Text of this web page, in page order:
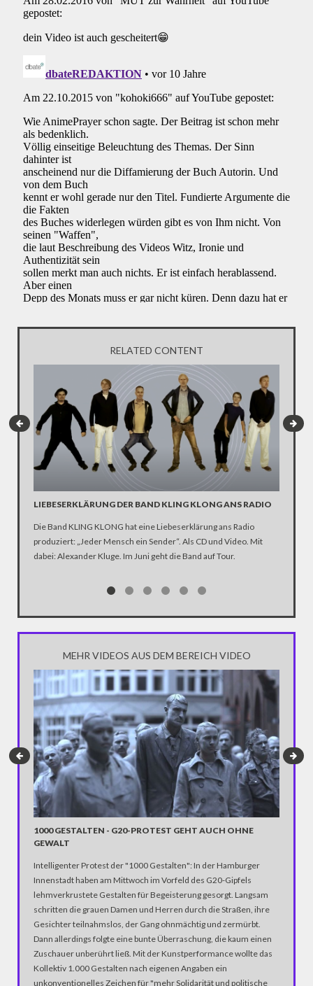
RELATED CONTENT
LIEBESERKLÄRUNG DER BAND KLING KLONG ANS RADIO
Die Band KLING KLONG hat eine Liebeserklärung ans Radio
produziert: „Jeder Mensch ein Sender“. Als CD und Video. Mit
dabei: Alexander Kluge. Im Juni geht die Band auf Tour.
MEHR VIDEOS AUS DEM BEREICH VIDEO
1000 GESTALTEN - G20-PROTEST GEHT AUCH OHNE
GEWALT
Intelligenter Protest der "1000 Gestalten": In der Hamburger
Innenstadt haben am Mittwoch im Vorfeld des G20-Gipfels
lehmverkrustete Gestalten für Begeisterung gesorgt. Langsam
schritten die grauen Damen und Herren durch die Straßen, ihre
Gesichter teilnahmslos, der Gang ohnmächtig und zermürbt.
Dann allerdings folgte eine bunte Überraschung, die kaum einen
Zuschauer unberührt ließ. Mit der Kunstperformance wollte das
Kollektiv 1.000 Gestalten nach eigenen Angaben ein
unkonventionelles Zeichen für "mehr Solidarität und politische